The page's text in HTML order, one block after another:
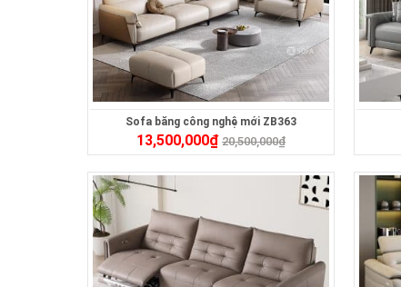
Sofa băng công nghệ mới ZB363
13,500,000₫ 20,500,000₫